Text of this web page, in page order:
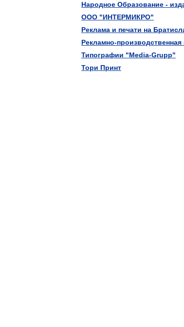
Народное Образование -
ООО "ИНТЕРМИКРО"
Реклама и печати на
Рекламно-
Типографии "Media-Grupp"
Тори Принт